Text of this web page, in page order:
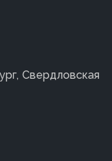
Свердловская